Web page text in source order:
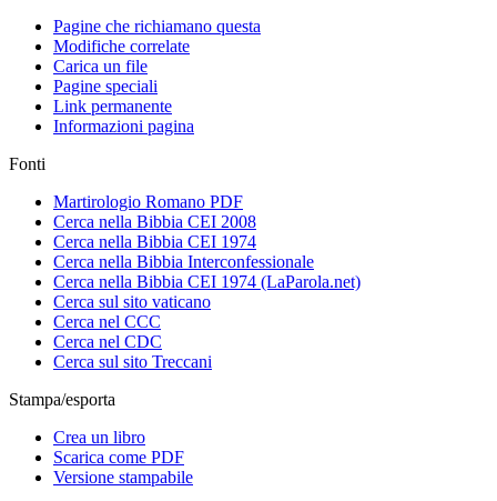
Pagine che richiamano questa
Modifiche correlate
Carica un file
Pagine speciali
Link permanente
Informazioni pagina
Fonti
Martirologio Romano PDF
Cerca nella Bibbia CEI 2008
Cerca nella Bibbia CEI 1974
Cerca nella Bibbia Interconfessionale
Cerca nella Bibbia CEI 1974 (LaParola.net)
Cerca sul sito vaticano
Cerca nel CCC
Cerca nel CDC
Cerca sul sito Treccani
Stampa/esporta
Crea un libro
Scarica come PDF
Versione stampabile